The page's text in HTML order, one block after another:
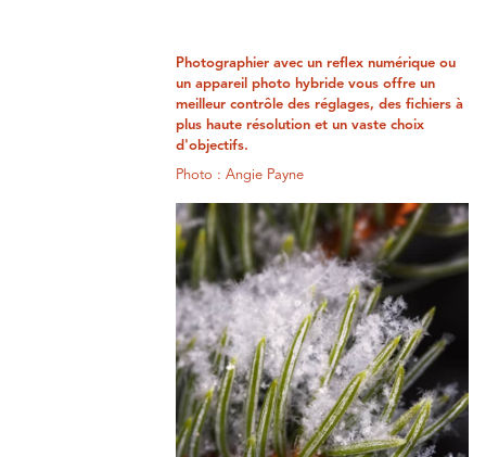
Photographier avec un reflex numérique ou
un appareil photo hybride vous offre un
meilleur contrôle des réglages, des fichiers à
plus haute résolution et un vaste choix
d'objectifs.
Photo : Angie Payne